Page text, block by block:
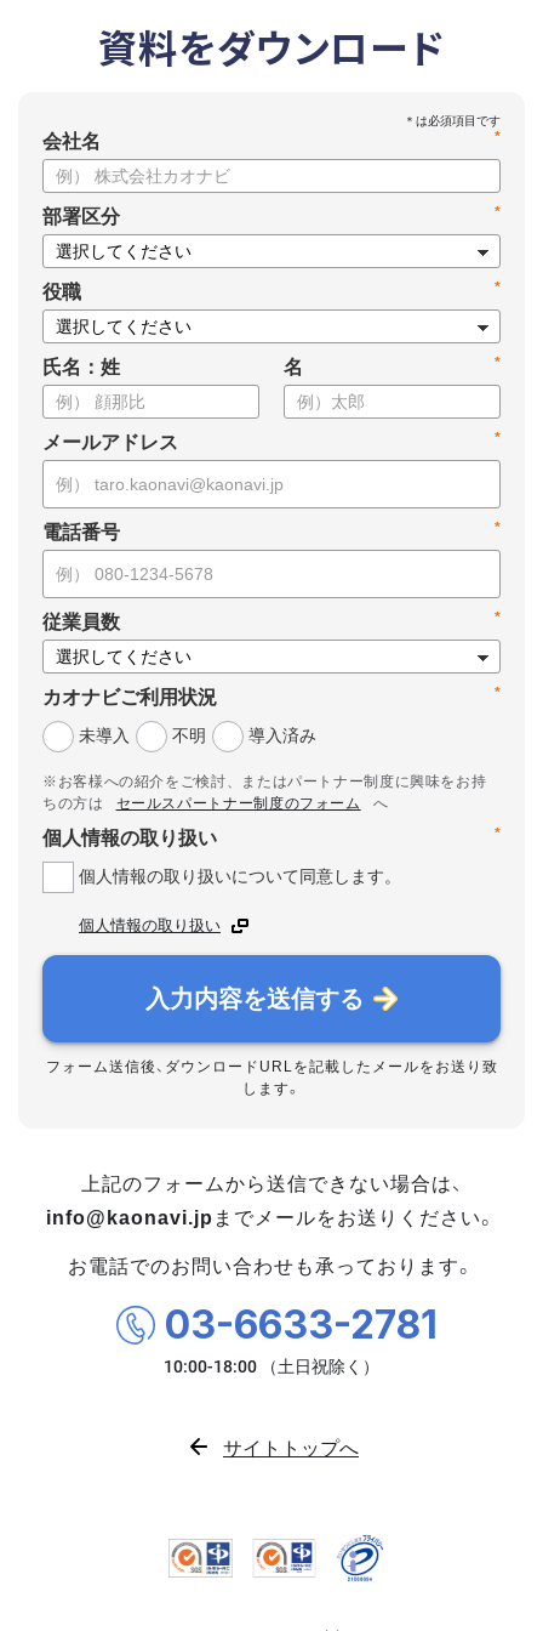
資料をダウンロード
*
会社名
*
部署区分
*
役職
氏名：姓 *
名
*
メールアドレス
*
電話番号
*
従業員数
*
カオナビご利用状況
未導入
不明 導入済み
※お客様への紹介をご検討、またはパートナー制度に興味をお持
ちの方は
セールスパートナー制度のフォーム
へ
*
個人情報の取り扱い
個人情報の取り扱いについて同意します。
個人情報の取り扱い
入力内容を送信する
フォーム送信後、ダウンロードURLを記載したメールをお送り致
します。
上記のフォームから送信できない場合は、
info@kaonavi.jp までメールをお送りください。
お電話でのお問い合わせも承っております。
03-6633-2781
サイトトップへ